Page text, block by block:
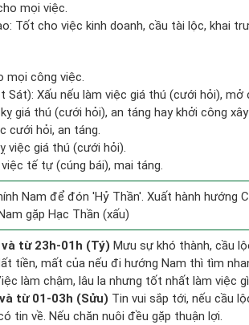
mọi việc.
Tốt cho việc kinh doanh, cầu tài lộc, khai
mọi công việc.
Sát): Xấu nếu làm việc giá thú (cưới hỏi), mở
giá thú (cưới hỏi), an táng hay khởi công
cưới hỏi, an táng.
việc giá thú (cưới hỏi).
tế tự (cúng bái), mai táng.
Nam để đón 'Hỷ Thần'. Xuất hành hướng
gặp Hạc Thần (xấu)
từ 23h-01h (Tý) Mưu sự khó thành, cầu
tiền, mất của nếu đi hướng Nam thì tìm
làm chậm, lâu la nhưng tốt nhất làm việc
từ 01-03h (Sửu) Tin vui sắp tới, nếu cầu
tin về. Nếu chăn nuôi đều gặp thuận lợi.